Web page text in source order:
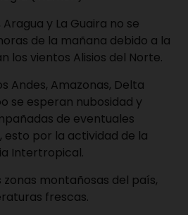
y La Guaira no se
de la mañana debido a la
los vientos Alisios del Norte.
Andes, Amazonas, Delta
se esperan nubosidad y
de eventuales
por la actividad de la
Intertropical.
zonas montañosas del país,
frescas.